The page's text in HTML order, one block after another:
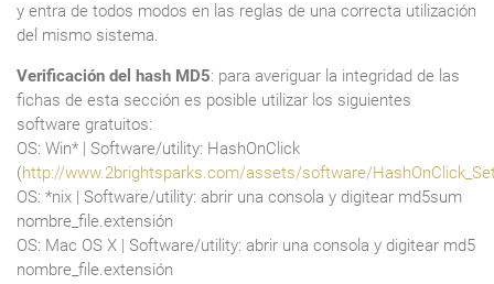
y entra de todos modos en las reglas de una correcta utilización
del mismo sistema.
Verificación del hash MD5: para averiguar la integridad de las
fichas de esta sección es posible utilizar los siguientes
software gratuitos:
OS: Win* | Software/utility: HashOnClick
(http://www.2brightsparks.com/assets/software/
OS: *nix | Software/utility: abrir una consola y digitear md5sum
nombre_file.extensión
OS: Mac OS X | Software/utility: abrir una consola y digitear md5
nombre_file.extensión